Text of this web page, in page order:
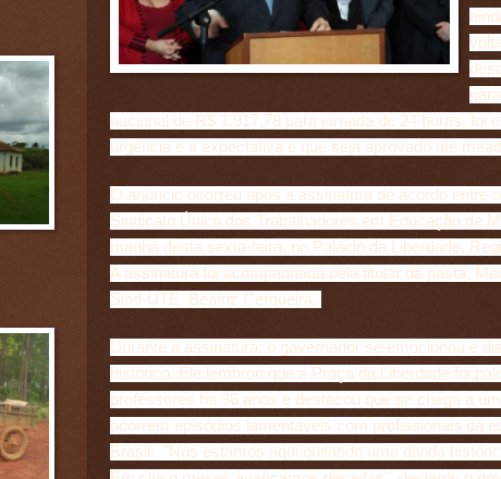
nacional de R$ 1.917,78 para jornada de 24 horas, foi
urgência e a expectativa é que seja aprovado até
O anúncio ocorreu após a assinatura de acordo entre
Sindicato Único dos Trabalhadores em Educação de
manhã desta sexta-feira, no Palácio da Liberdade,
A assinatura foi acompanhada pela titular da pasta,
Sind-UTE, Beatriz Cerqueira.
Durante a assinatura, o governador se emocionou e
histórico. Ele lembrou que a Praça da Liberdade foi
professores há 36 anos e destacou que se chega a
ocorrem episódios lamentáveis com profissionais da
Brasil. "Nós estamos aqui quitando uma dívida